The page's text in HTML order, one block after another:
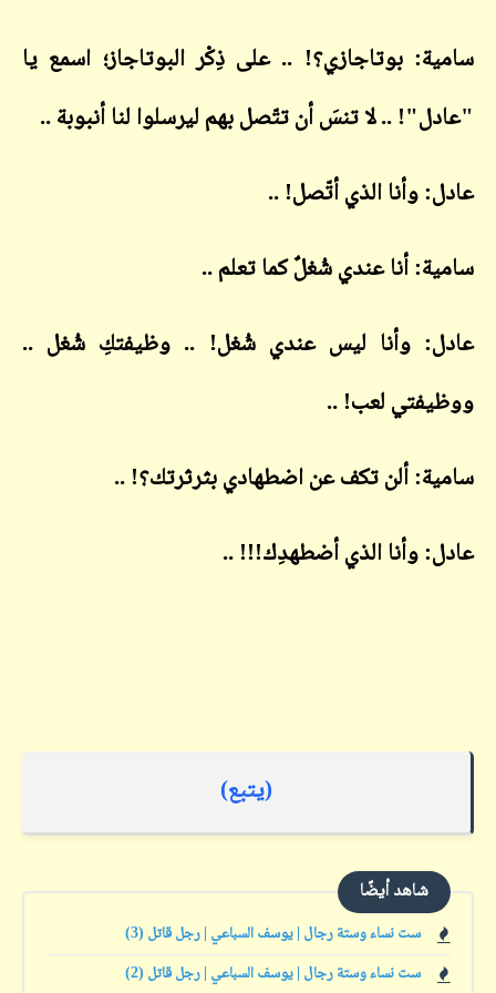
سامية: بوتاجازي؟! .. على ذِكْر البوتاجاز؛ اسمع يا
"عادل"! .. لا تنسَ أن تتّصل بهم ليرسلوا لنا أنبوبة ..
عادل: وأنا الذي أتّصل! ..
سامية: أنا عندي شُغلٌ كما تعلم ..
عادل: وأنا ليس عندي شُغل! .. وظيفتكِ شُغل ..
ووظيفتي لعب! ..
سامية: ألن تكف عن اضطهادي بثرثرتك؟! ..
عادل: وأنا الذي أضطهدِك!!! ..
(يتبع)
شاهد أيضًا
ست نساء وستة رجال | يوسف السباعي | رجل قاتل (3)
ست نساء وستة رجال | يوسف السباعي | رجل قاتل (2)